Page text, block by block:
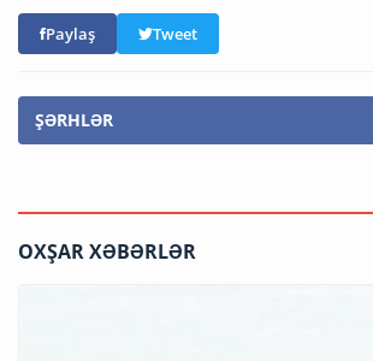
Paylaş Tweet
ŞƏRHLƏR
OXŞAR XƏBƏRLƏR